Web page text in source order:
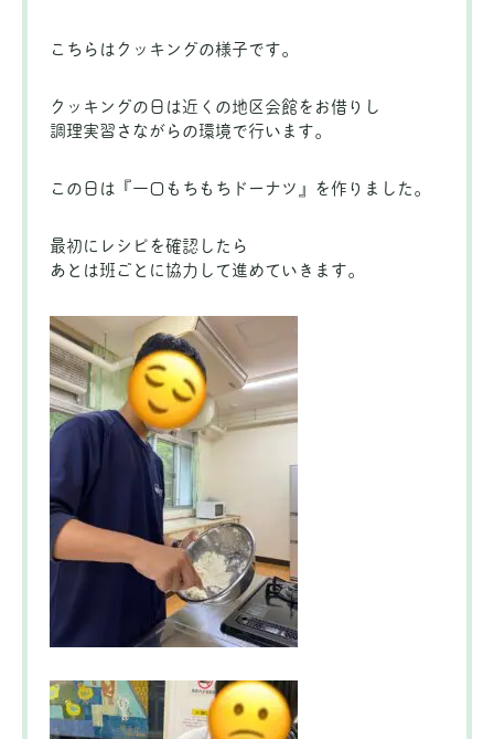
こちらはクッキングの様子です。
クッキングの日は近くの地区会館をお借りし
調理実習さながらの環境で行います。
この日は『一口もちもちドーナツ』を作りました。
最初にレシピを確認したら
あとは班ごとに協力して進めていきます。